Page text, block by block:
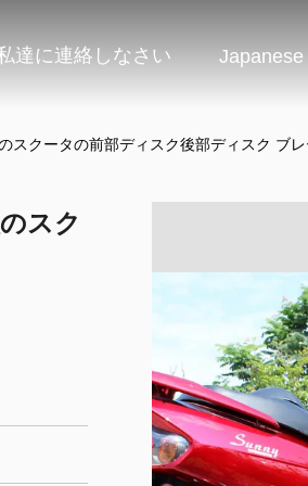
達に連絡しなさい Japanese
スクータの前部ディスク後部ディスク ブ
スク